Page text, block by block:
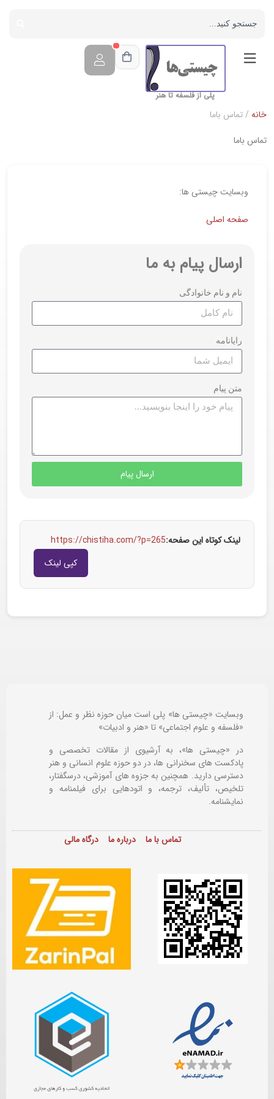
پلی از فلسفه تا هنر
خانه / تماس باما
تماس باما
وبسایت چیستی ها:
صفحه اصلی
ارسال پیام به ما
نام و نام خانوادگی
رایانامه
متن پیام
ارسال پیام
لینک کوتاه این صفحه:https://chistiha.com/?p=265
کپی لینک
وبسایت «چیستی ها» پلی است میان حوزه نظر و عمل: از
«فلسفه و علوم اجتماعی» تا «هنر و ادبیات»
در «چیستی ها»، به آرشیوی از مقالات تخصصی و
پادکست های سخنرانی ها، در دو حوزه علوم انسانی و هنر
دسترسی دارید. همچنین به جزوه های آموزشی، درسگفتار،
تلخیص، تألیف، ترجمه، و اتودهایی برایفیلمنامه و
نمایشنامه.
تماس با ما درباره ما درگاه مالی